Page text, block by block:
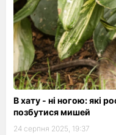
В хату - ні ногою: які
позбутися мишей
24 серпня 2025, 19:37